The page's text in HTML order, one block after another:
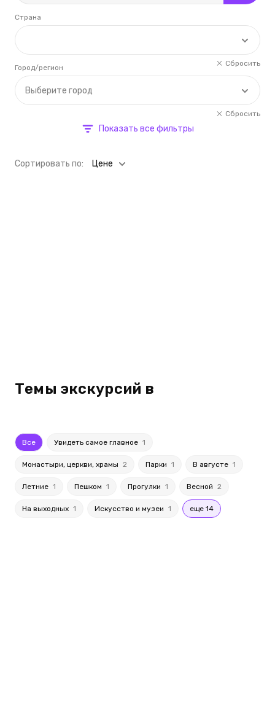
Страна
Сбросить
Выберите город
Город/регион
Сбросить
Показать все фильтры
Cортировать по: Цене
Темы экскурсий в
Все Увидеть самое главное 1
Монастыри, церкви, храмы 2 Парки 1 В августе 1
Летние 1 Пешком 1 Прогулки 1 Весной 2
На выходных 1 Искусство и музеи 1 еще 14